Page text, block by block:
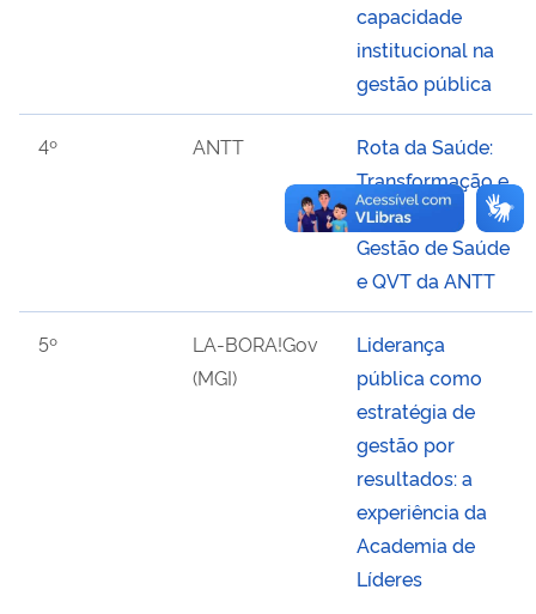
capacidade
institucional na
gestão pública
4º ANTT
Rota da Saúde:
Transformação e
Inovação na
Gestão de Saúde
e QVT da ANTT
5º
LA-BORA!Gov
(MGI)
Liderança
pública como
estratégia de
gestão por
resultados: a
experiência da
Academia de
Líderes